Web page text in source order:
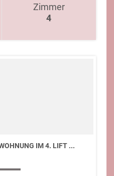
Zimmer
4
IM 4. LIFT ...